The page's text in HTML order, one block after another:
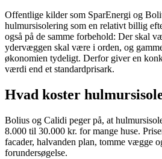
Offentlige kilder som SparEnergi og
hulmursisolering som en relativt billig
også på de samme forbehold: Der skal
ydervæggen skal være i orden, og
økonomien tydeligt. Derfor giver en
værdi end et standardprisark.
Hvad koster
Bolius og Calidi peger på, at
8.000 til 30.000 kr. for mange huse.
facader, halvanden plan, tomme vægge
forundersøgelse.